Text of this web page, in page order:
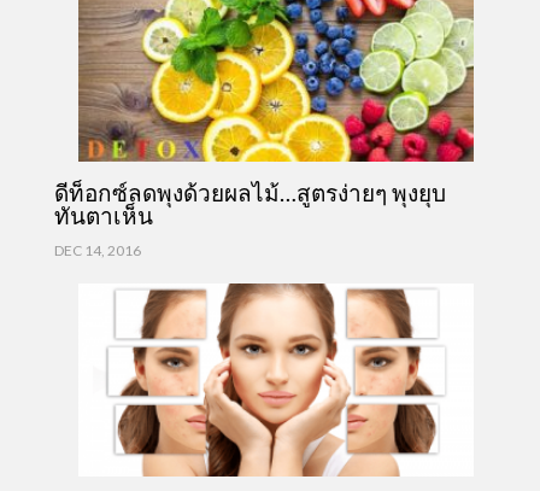
ดีท็อกซ์ลดพุงด้วยผลไม้…สูตรง่ายๆ พุงยุบ
ทันตาเห็น
DEC 14, 2016